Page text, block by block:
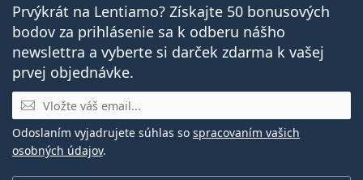
Prvýkrát na Lentiamo? Získajte 50 bonusových
bodov za prihlásenie sa k odberu nášho
newslettra a vyberte si darček zdarma k vašej
prvej objednávke.
E-mail
Odoslaním vyjadrujete súhlas so spracovaním vašich
osobných údajov.